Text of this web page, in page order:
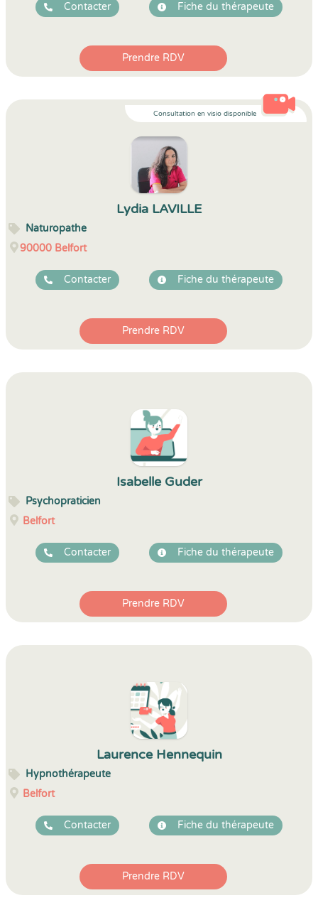
Contacter Fiche du thérapeute
Prendre RDV
Consultation en visio disponible
Lydia LAVILLE
Naturopathe
90000 Belfort
Contacter Fiche du thérapeute
Prendre RDV
Isabelle Guder
Psychopraticien
Belfort
Contacter Fiche du thérapeute
Prendre RDV
Laurence Hennequin
Hypnothérapeute
Belfort
Contacter Fiche du thérapeute
Prendre RDV